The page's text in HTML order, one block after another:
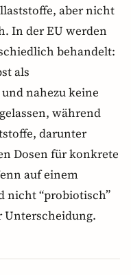
aber nicht
In der EU werden
behandelt:
als
nahezu keine
während
darunter
Dosen für konkrete
auf einem
nicht “probiotisch”
Unterscheidung.